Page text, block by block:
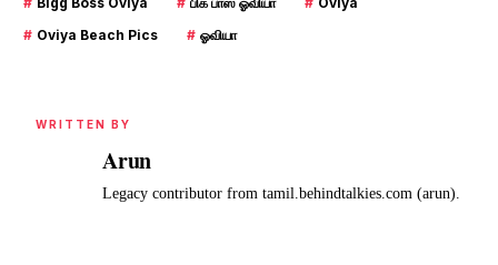
# Oviya Beach Pics # ஓவியா
WRITTEN BY
Arun
Legacy contributor from tamil.behindtalkies.com (arun).